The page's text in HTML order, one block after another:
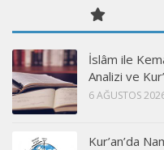
İslâm ile
Analizi ve
6 AĞUSTOS
Kur’an’da